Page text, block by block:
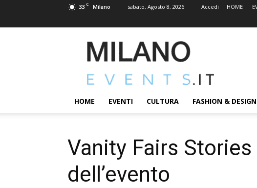
33 C Milano sabato, Agosto 8, 2026 Accedi HOME
MILANOEVENTS.IT
|
2.0
ed
Eventi
HOME EVENTI CULTURA FASHION & DESIGN
Vanity Fairs
dell’evento